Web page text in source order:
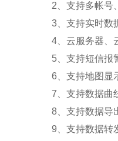
2、支持多帐号
3、支持实时数据
4、云服务器、云
5、支持短信报
6、支持地图显示
7、支持数据曲
8、支持数据导
9、支持数据转发